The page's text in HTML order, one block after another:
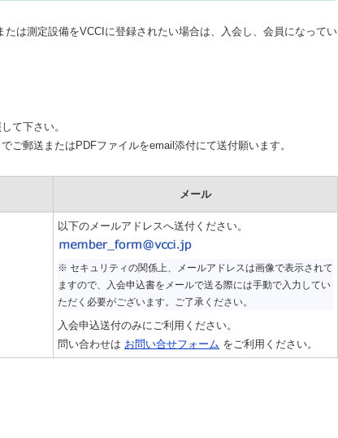
は測定設備をVCCIに登録されたい場合は、入会し、会員になってい
て下さい。
ご郵送またはPDFファイルをemail添付にて送付願います。
メール
以下のメールアドレスへ送付ください。
※ セキュリティの関係上、メールアドレスは画像で表示されて
ますので、入会申込書をメールで送る際には手動で入力してい
ただく必要がございます。ご了承ください。
入会申込送付のみにご利用ください。
問い合わせは お問い合せフォーム をご利用ください。